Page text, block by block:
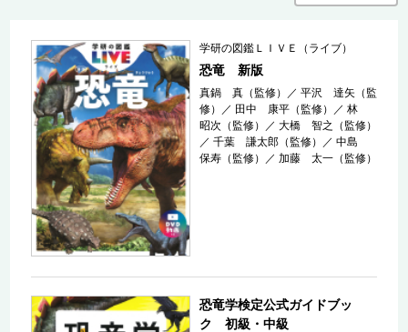
学研の図鑑ＬＩＶＥ（ライブ）
恐竜 新版
真鍋 真（監修） ／平沢 達矢（監
修）
／ 田中 康平（監修） ／林
昭次（監修）
／大橋 智之（監修）
／千葉 謙太郎（監修） ／中島
保寿（監修）
／加藤 太一（監修）
恐竜学検定公式ガイドブッ
ク 初級・中級